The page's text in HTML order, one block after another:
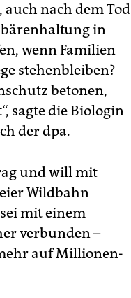
nach dem Tod
in
wenn Familien
stehenbleiben?
betonen,
sagte die Biologin
der dpa.
und will mit
Wildbahn
mit einem
verbunden –
auf Millionen-